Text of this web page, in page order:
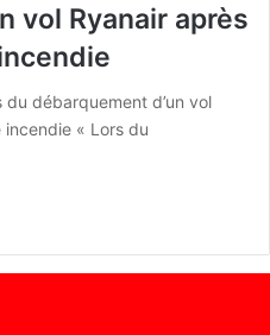
vol Ryanair après
débarquement d’un vol
incendie « Lors du